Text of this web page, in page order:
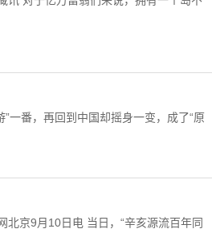
一番，再回到中国却摇身一变，成了“原
京9月10日电 当日，“辛亥源流百年同